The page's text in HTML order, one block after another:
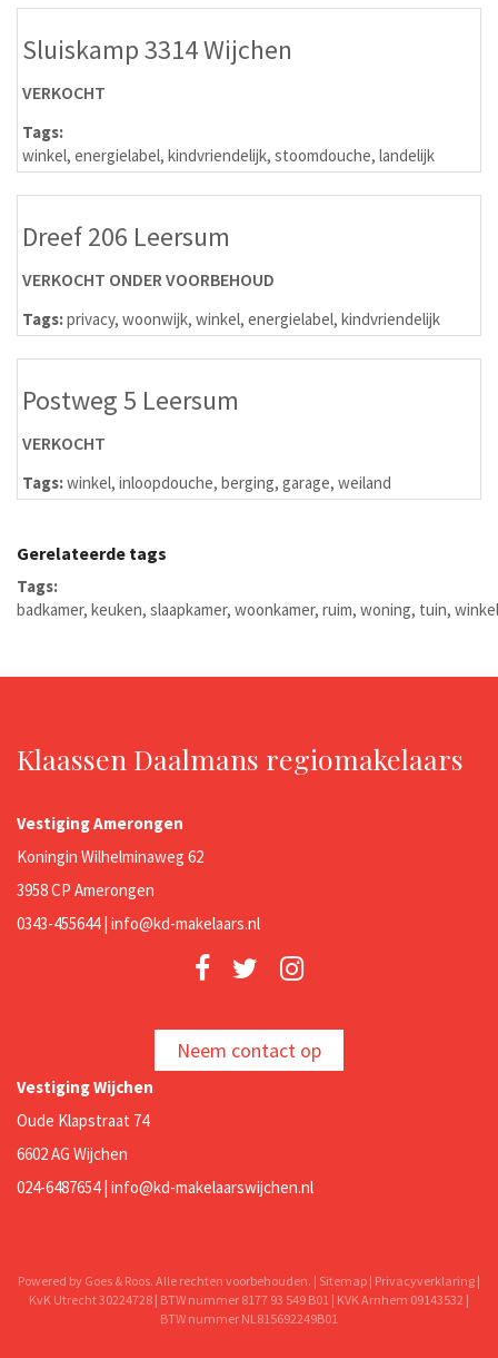
Sluiskamp 3314 Wijchen
VERKOCHT
Tags:
winkel, energielabel, kindvriendelijk, stoomdouche, landelijk
Dreef 206 Leersum
VERKOCHT ONDER VOORBEHOUD
Tags:privacy, woonwijk, winkel, energielabel, kindvriendelijk
Postweg 5 Leersum
VERKOCHT
Tags:winkel, inloopdouche, berging, garage, weiland
Gerelateerde tags
Tags:
badkamer, keuken, slaapkamer, woonkamer, ruim, woning, tuin, winkel
Klaassen Daalmans regiomakelaars
Vestiging Amerongen
Koningin Wilhelminaweg 62
3958 CP Amerongen
0343-455644 | info@kd-makelaars.nl
Neem contact op
Vestiging Wijchen
Oude Klapstraat 74
6602 AG Wijchen
024-6487654 | info@kd-makelaarswijchen.nl
Powered by Goes & Roos. Alle rechten voorbehouden. | Sitemap | Privacyverklaring |
KvK Utrecht 30224728 | BTW nummer 8177 93 549 B01 | KVK Arnhem 09143532 |
BTW nummer NL815692249B01